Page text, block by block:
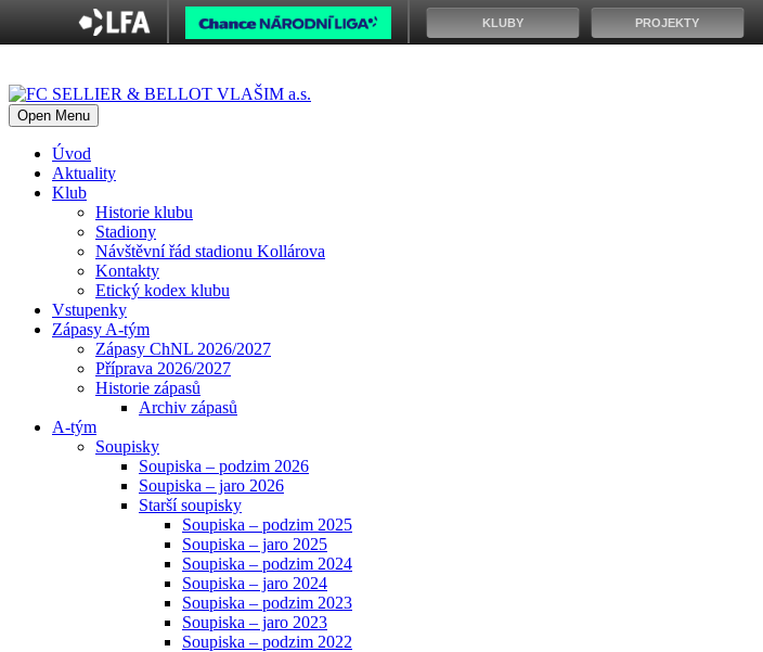
Open Menu
Úvod
Aktuality
Klub
Historie klubu
Stadiony
Návštěvní řád stadionu Kollárova
Kontakty
Etický kodex klubu
Vstupenky
Zápasy A-tým
Zápasy ChNL 2026/2027
Příprava 2026/2027
Historie zápasů
Archiv zápasů
A-tým
Soupisky
Soupiska – podzim 2026
Soupiska – jaro 2026
Starší soupisky
Soupiska – podzim 2025
Soupiska – jaro 2025
Soupiska – podzim 2024
Soupiska – jaro 2024
Soupiska – podzim 2023
Soupiska – jaro 2023
Soupiska – podzim 2022
KLUBY PROJEKTY